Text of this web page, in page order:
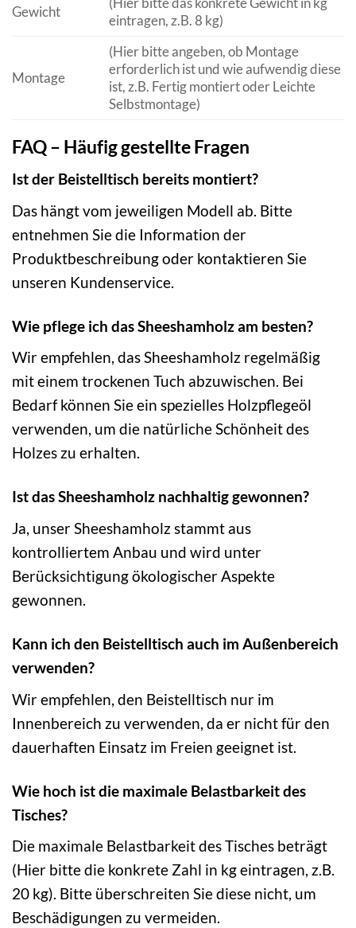
Gewicht
eintragen, z.B. 8 kg)
Montage
(Hier bitte angeben, ob Montage
erforderlich ist und wie aufwendig diese
ist, z.B. Fertig montiert oder Leichte
Selbstmontage)
FAQ – Häufig gestellte Fragen
Ist der Beistelltisch bereits montiert?
Das hängt vom jeweiligen Modell ab. Bitte
entnehmen Sie die Information der
Produktbeschreibung oder kontaktieren Sie
unseren Kundenservice.
Wie pflege ich das Sheeshamholz am besten?
Wir empfehlen, das Sheeshamholz regelmäßig
mit einem trockenen Tuch abzuwischen. Bei
Bedarf können Sie ein spezielles Holzpflegeöl
verwenden, um die natürliche Schönheit des
Holzes zu erhalten.
Ist das Sheeshamholz nachhaltig gewonnen?
Ja, unser Sheeshamholz stammt aus
kontrolliertem Anbau und wird unter
Berücksichtigung ökologischer Aspekte
gewonnen.
Kann ich den Beistelltisch auch im Außenbereich
verwenden?
Wir empfehlen, den Beistelltisch nur im
Innenbereich zu verwenden, da er nicht für den
dauerhaften Einsatz im Freien geeignet ist.
Wie hoch ist die maximale Belastbarkeit des
Tisches?
Die maximale Belastbarkeit des Tisches beträgt
(Hier bitte die konkrete Zahl in kg eintragen, z.B.
20 kg). Bitte überschreiten Sie diese nicht, um
Beschädigungen zu vermeiden.